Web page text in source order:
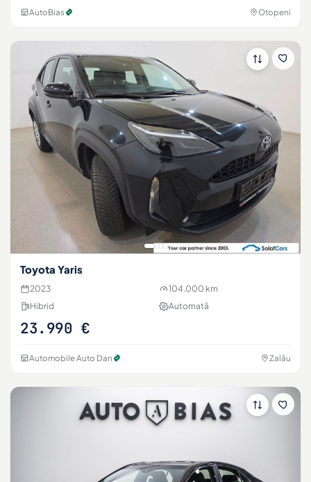
AutoBias Otopeni
Toyota Yaris
2023
104.000 km
Hibrid
Automată
23.990 €
Automobile Auto Dan Zalău